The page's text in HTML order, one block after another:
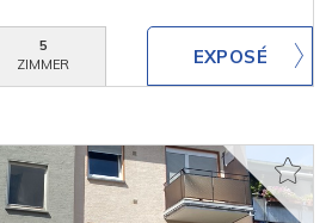
5
ZIMMER